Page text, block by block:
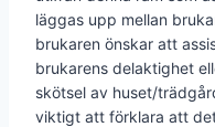
läggas upp mellan
brukaren önskar att
brukarens delaktighet
skötsel av huset/
viktigt att förklara att